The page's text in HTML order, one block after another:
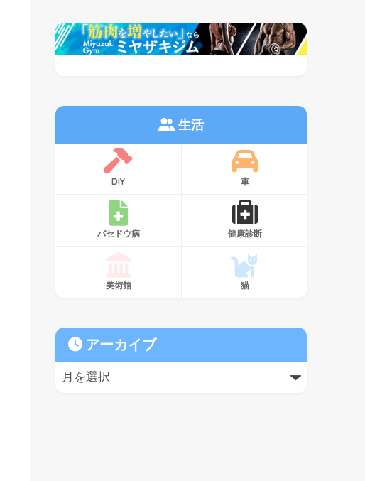
生活
DIY 車
バセドウ病 健康診断
美術館 猫
アーカイブ